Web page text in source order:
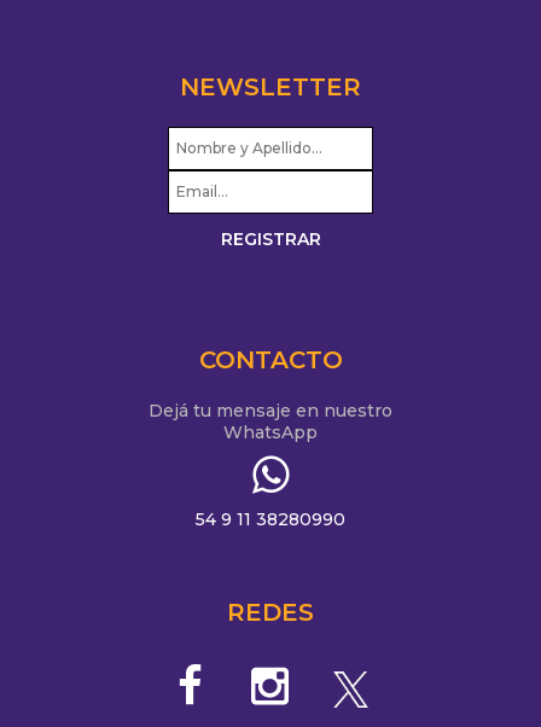
NEWSLETTER
CONTACTO
Dejá tu mensaje en nuestro
WhatsApp
54 9 11 38280990
REDES